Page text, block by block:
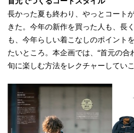
長かった夏も終わり、やっとコート
きた。今年の新作を買った人も、長
も、今年らしい着こなしのポイント
たいところ。本企画では、“首元の合
旬に楽しむ方法をレクチャーしていこ